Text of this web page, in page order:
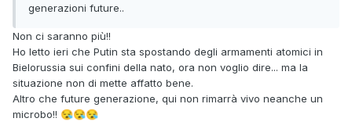
generazioni future..
Non ci saranno più!!
Ho letto ieri che Putin sta spostando degli armamenti atomici in
Bielorussia sui confini della nato, ora non voglio dire... ma la
situazione non di mette affatto bene.
Altro che future generazione, qui non rimarrà vivo neanche un
microbo!! 😪😪😪